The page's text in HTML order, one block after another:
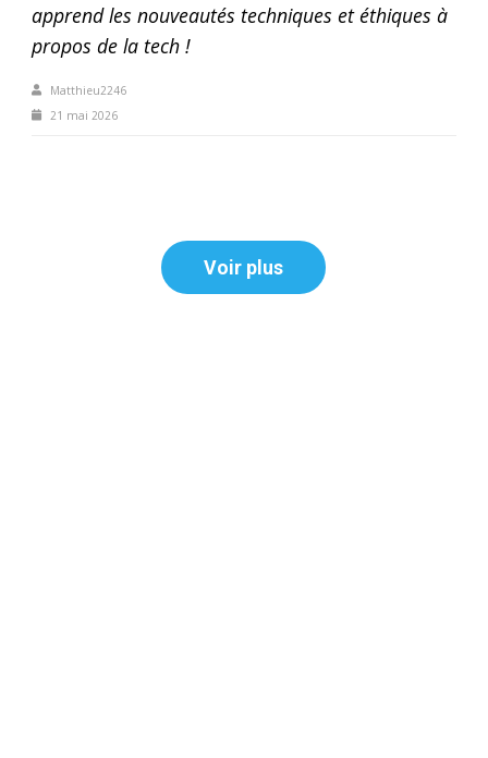
apprend les nouveautés techniques et éthiques à
propos de la tech !
Matthieu2246
21 mai 2026
Voir plus